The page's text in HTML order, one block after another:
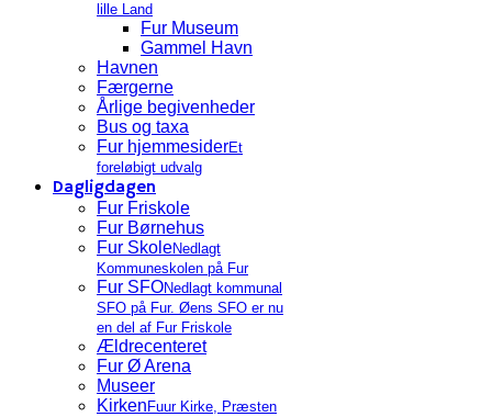
lille Land
Fur Museum
Gammel Havn
Havnen
Færgerne
Årlige begivenheder
Bus og taxa
Fur hjemmesiderEt
foreløbigt udvalg
Dagligdagen
Fur Friskole
Fur Børnehus
Fur SkoleNedlagt
Kommuneskolen på Fur
Fur SFONedlagt kommunal
SFO på Fur. Øens SFO er nu
en del af Fur Friskole
Ældrecenteret
Fur Ø Arena
Museer
Kirken Fuur Kirke, Præsten